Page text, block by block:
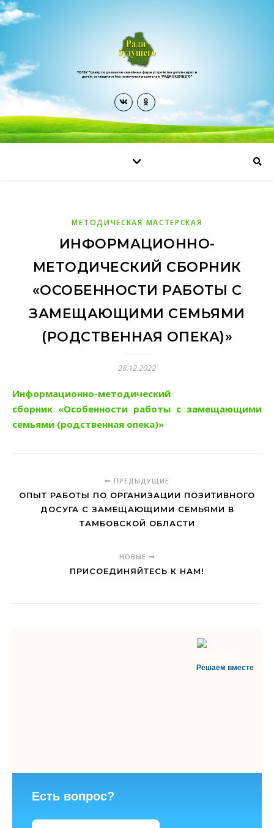
МЕТОДИЧЕСКАЯ МАСТЕРСКАЯ
ИНФОРМАЦИОННО-
МЕТОДИЧЕСКИЙ СБОРНИК
«ОСОБЕННОСТИ РАБОТЫ С
ЗАМЕЩАЮЩИМИ СЕМЬЯМИ
(РОДСТВЕННАЯ ОПЕКА)»
28.12.2022
Информационно-методический
сборник «Особенности работы с замещающими
семьями (родственная опека)»
ПРЕДЫДУЩИЕ
ОПЫТ РАБОТЫ ПО ОРГАНИЗАЦИИ ПОЗИТИВНОГО
ДОСУГА С ЗАМЕЩАЮЩИМИ СЕМЬЯМИ В
ТАМБОВСКОЙ ОБЛАСТИ
НОВЫЕ
ПРИСОЕДИНЯЙТЕСЬ К НАМ!
Решаем вместе
Есть вопрос?